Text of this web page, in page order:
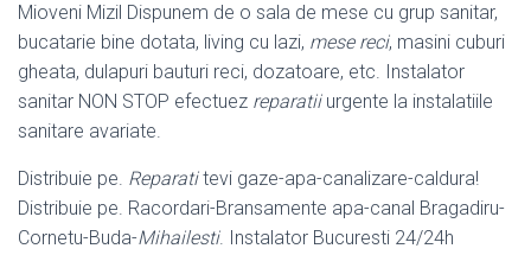
Mioveni Mizil Dispunem de o sala de mese cu grup sanitar,
bucatarie bine dotata, living cu lazi, mese reci, masini cuburi
gheata, dulapuri bauturi reci, dozatoare, etc. Instalator
sanitar NON STOP efectuez reparatiiurgente la instalatiile
sanitare avariate.
Distribuie pe. Reparatitevi gaze-apa-canalizare-caldura!
Distribuie pe. Racordari-Bransamente apa-canal Bragadiru-
Cornetu-Buda-Mihailesti. Instalator Bucuresti 24/24h